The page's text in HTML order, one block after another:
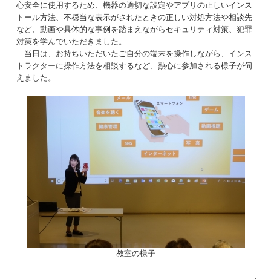
心安全に使用するため、機器の適切な設定やアプリの正しいインス
トール方法、不穏当な表示がされたときの正しい対処方法や相談先
など、動画や具体的な事例を踏まえながらセキュリティ対策、犯罪
対策を学んでいただきました。
当日は、お持ちいただいたご自分の端末を操作しながら、インス
トラクターに操作方法を相談するなど、熱心に参加される様子が伺
えました。
教室の様子